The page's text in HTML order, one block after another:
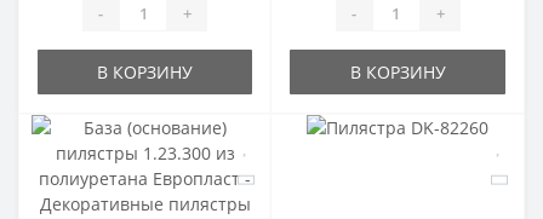
- +
В КОРЗИНУ
- +
В КОРЗИНУ